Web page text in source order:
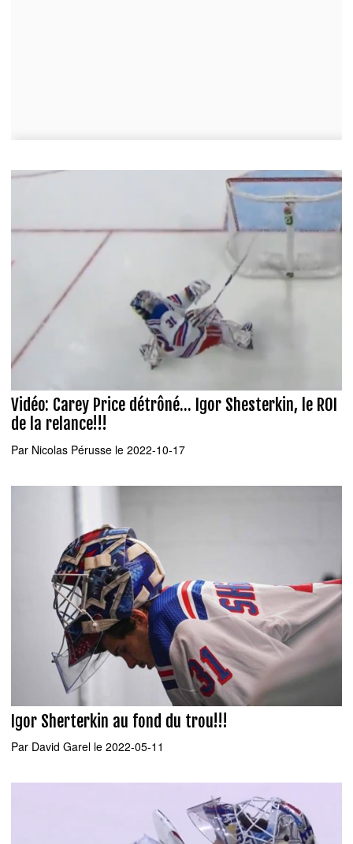
Vidéo: Carey Price détrôné... Igor Shesterkin, le ROI
de la relance!!!
Par Nicolas Pérusse le 2022-10-17
Igor Sherterkin au fond du trou!!!
Par David Garel le 2022-05-11